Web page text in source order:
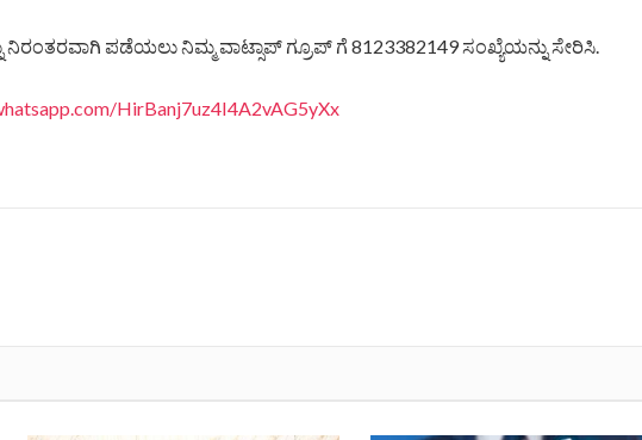
ನಿರಂತರವಾಗಿ ಪಡೆಯಲು ನಿಮ್ಮ ವಾಟ್ಸಾಪ್ ಗ್ರೂಪ್ ಗೆ 8123382149 ಸಂಖ್ಯೆಯನ್ನು ಸೇರಿಸಿ.
HirBanj7uz4I4A2vAG5yXx